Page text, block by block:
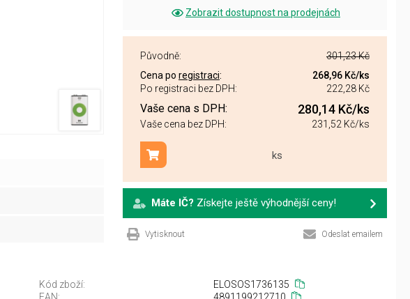
Zobrazit dostupnost na prodejnách
Původně:
301,23 Kč
Cena po registraci: 268,96 Kč/ks
Po registraci bez DPH:
222,28 Kč
Vaše cena s DPH: 280,14 Kč/ks
Vaše cena bez DPH: 231,52 Kč/ks
ks
Přidat do košíku
Máte IČ? Získejte ještě výhodnější ceny!
Vytisknout Odeslat emailem
Kód zboží:
ELOSOS1736135